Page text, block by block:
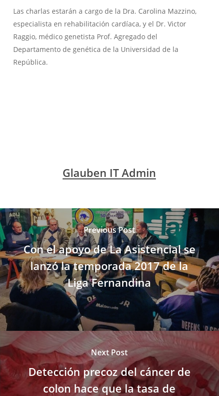
Las charlas estarán a cargo de la Dra. Carolina Mazzino,
especialista en rehabilitación cardíaca, y el Dr. Victor
Raggio, médico genetista Prof. Agregado del
Departamento de genética de la Universidad de la
República.
Glauben IT Admin
Previous Post
Con el apoyo de La Asistencial se
lanzó la temporada 2017 de la
Liga Fernandina
Next Post
Detección precoz del cáncer de
colon hace que la tasa de